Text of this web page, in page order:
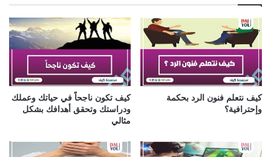
ك
ل
إ
ت
و
كيف نتعلم فنون الرد بحكمة
وإحترافية؟
كيف تكون ناجحاً في حياتك وعملك
ودراستك وتحقق أهدافك بشكل
مثالي